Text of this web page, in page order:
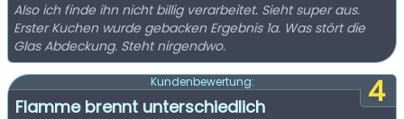
Also ich finde ihn nicht billig verarbeitet. Sieht super aus.
Erster Kuchen wurde gebacken Ergebnis 1a. Was stört die
Glas Abdeckung. Steht nirgendwo.
4
Kundenbewertung:
Flamme brennt unterschiedlich